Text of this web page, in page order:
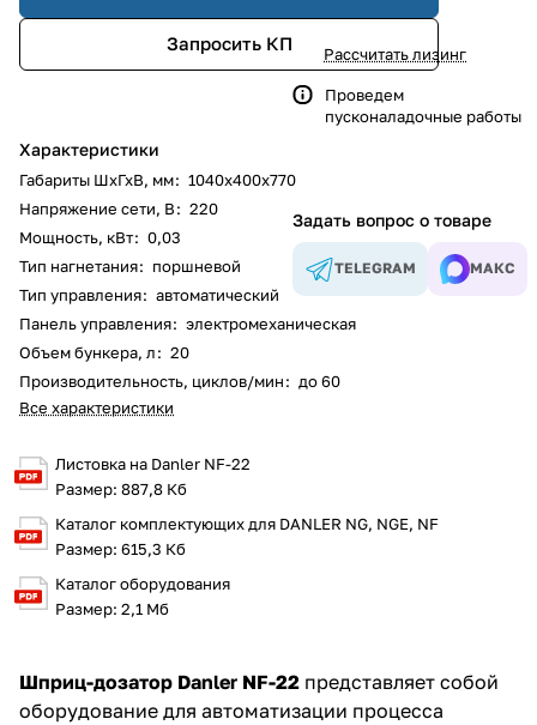
Запросить КП
Характеристики
Габариты ШхГхВ, мм: 1040х400х770
Напряжение сети, В: 220
Мощность, кВт: 0,03
Тип нагнетания: поршневой
Тип управления: автоматический
Панель управления: электромеханическая
Объем бункера, л: 20
Производительность, циклов/мин: до 60
Все характеристики
Листовка на Danler NF-22
Размер: 887,8 Кб
Каталог комплектующих для DANLER NG, NGE, NF
Размер: 615,3 Кб
Каталог оборудования
Размер: 2,1 Мб
Рассчитать лизинг
Проведем
пусконаладочные работы
Задать вопрос о товаре
TELEGRAM МАКС
Шприц-дозатор Danler NF-22 представляет собой
оборудование для автоматизации процесса